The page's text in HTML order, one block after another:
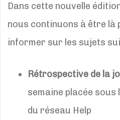
Dans cette nouvelle
nous continuons à être là
informer sur les sujets
Rétrospective de la
semaine placée
du réseau Help